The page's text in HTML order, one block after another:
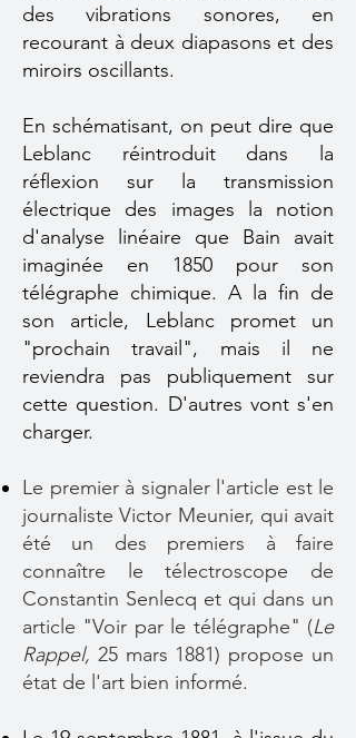
des vibrations sonores, en
recourant à deux diapasons et des
miroirs oscillants.
En schématisant, on peut dire que
Leblanc réintroduit dans la
réflexion sur la transmission
électrique des images la notion
d'analyse linéaire que Bain avait
imaginée en 1850 pour son
télégraphe chimique. A la fin de
son article, Leblanc promet un
"prochain travail", mais il ne
reviendra pas publiquement sur
cette question. D'autres vont s'en
charger.
Le premier à signaler l'article est le
journaliste Victor Meunier, qui avait
été un des premiers à faire
connaître le télectroscope de
Constantin Senlecq et qui dans un
article "Voir par le télégraphe" (Le
Rappel, 25 mars 1881) propose un
état de l'art bien informé.